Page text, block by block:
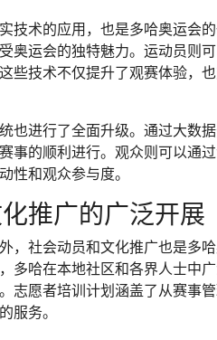
技术的应用，也是多哈奥运会
奥运会的独特魅力。运动员则
些技术不仅提升了观赛体验，
也进行了全面升级。通过大数
事的顺利进行。观众则可以通
性和观众参与度。
推广的广泛开展
，社会动员和文化推广也是多
多哈在本地社区和各界人士中
志愿者培训计划涵盖了从赛事
服务。